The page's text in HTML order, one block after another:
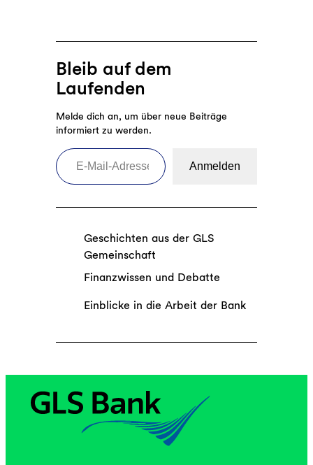
Energie
Bleib auf dem
Laufenden
Melde dich an, um über neue Beiträge
informiert zu werden.
E-Mail-Adresse eingeben
Anmelden
Geschichten aus der GLS
Gemeinschaft
Finanzwissen und Debatte
Einblicke in die Arbeit der Bank